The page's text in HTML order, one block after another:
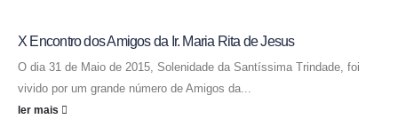
X Encontro dos Amigos da Ir. Maria Rita de Jesus
O dia 31 de Maio de 2015, Solenidade da Santíssima Trindade, foi
vivido por um grande número de Amigos da...
ler mais